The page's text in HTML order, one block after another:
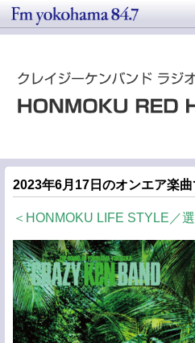
2023年6月17日のオンエア楽曲
＜HONMOKU LIFE STYLE／